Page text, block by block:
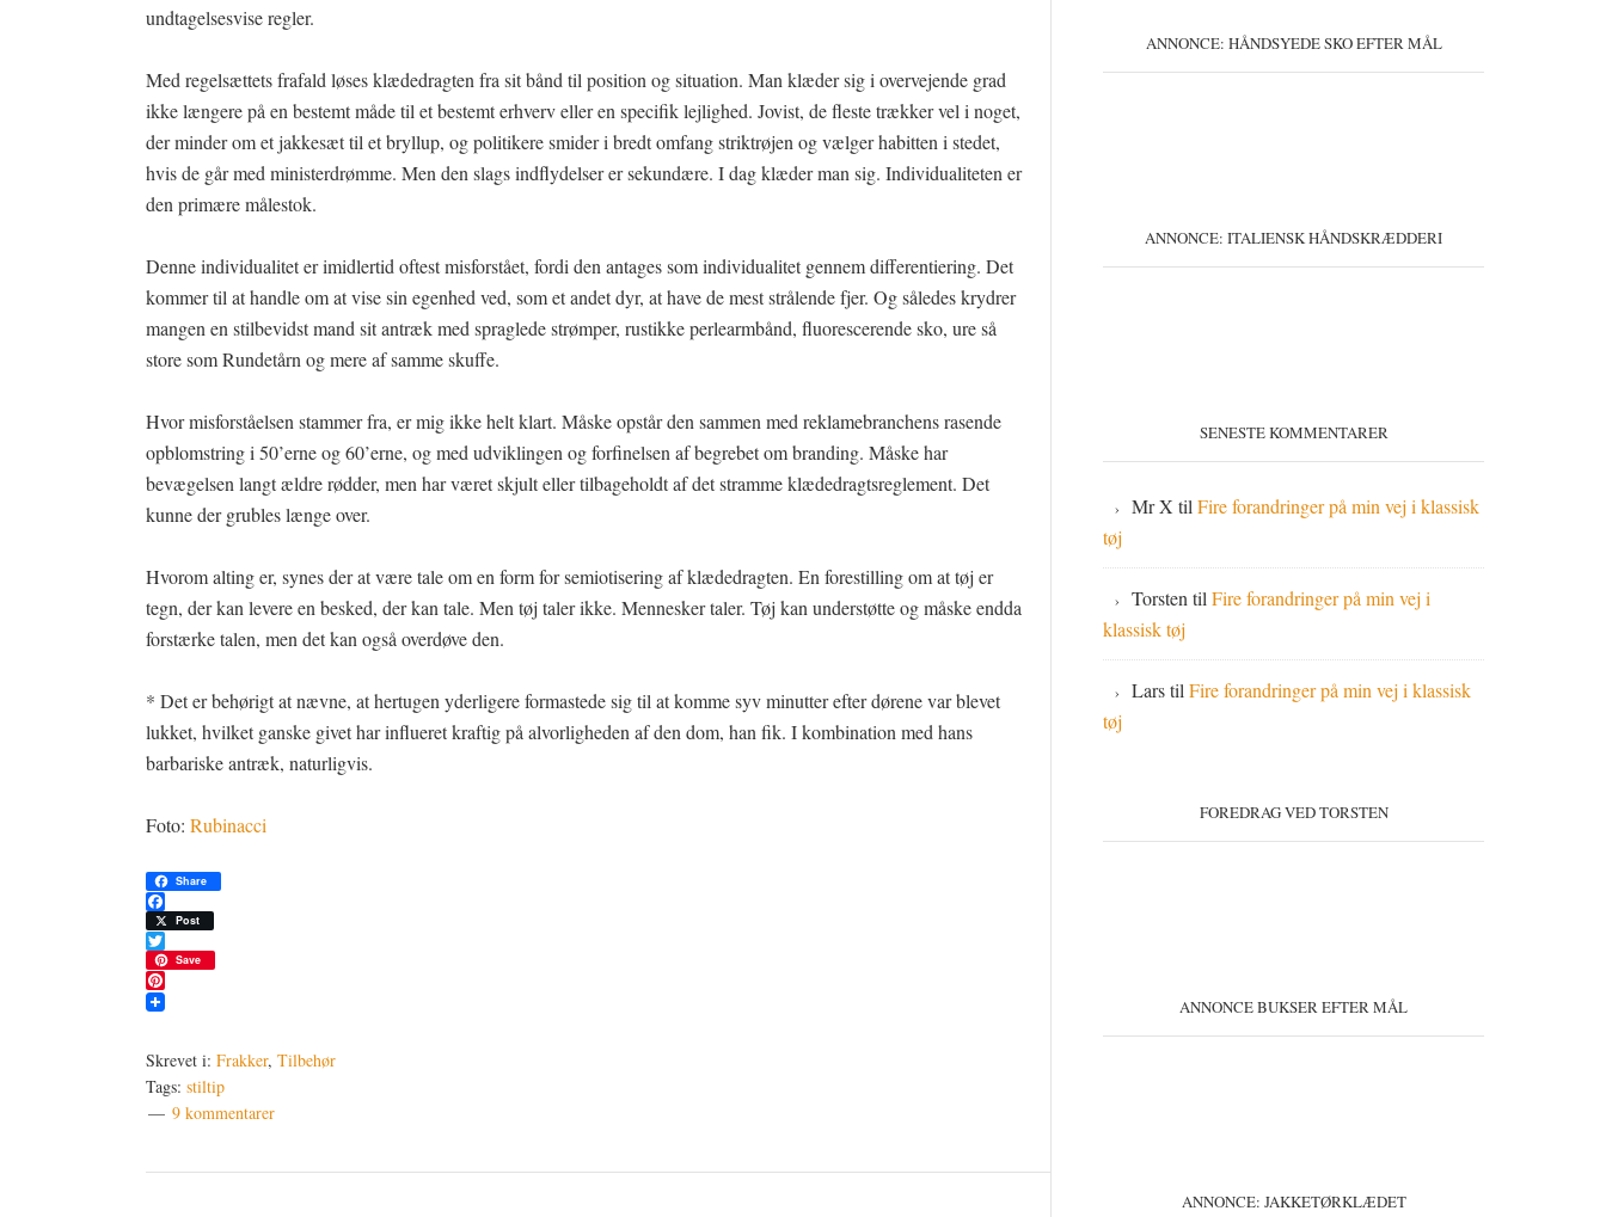
undtagelsesvise regler.
Med regelsættets frafald løses klædedragten fra sit bånd til position og situation. Man klæder sig i overvejende grad
ikke længere på en bestemt måde til et bestemt erhverv eller en specifik lejlighed. Jovist, de fleste trækker vel i noget,
der minder om et jakkesæt til et bryllup, og politikere smider i bredt omfang striktrøjen og vælger habitten i stedet,
hvis de går med ministerdrømme. Men den slags indflydelser er sekundære. I dag klæder man sig. Individualiteten er
den primære målestok.
Denne individualitet er imidlertid oftest misforstået, fordi den antages som individualitet gennem differentiering. Det
kommer til at handle om at vise sin egenhed ved, som et andet dyr, at have de mest strålende fjer. Og således krydrer
mangen en stilbevidst mand sit antræk med spraglede strømper, rustikke perlearmbånd, fluorescerende sko, ure så
store som Rundetårn og mere af samme skuffe.
Hvor misforståelsen stammer fra, er mig ikke helt klart. Måske opstår den sammen med reklamebranchens rasende
opblomstring i 50’erne og 60’erne, og med udviklingen og forfinelsen af begrebet om branding. Måske har
bevægelsen langt ældre rødder, men har været skjult eller tilbageholdt af det stramme klædedragtsreglement. Det
kunne der grubles længe over.
Hvorom alting er, synes der at være tale om en form for semiotisering af klædedragten. En forestilling om at tøj er
tegn, der kan levere en besked, der kan tale. Men tøj taler ikke. Mennesker taler. Tøj kan understøtte og måske endda
forstærke talen, men det kan også overdøve den.
* Det er behørigt at nævne, at hertugen yderligere formastede sig til at komme syv minutter efter dørene var blevet
lukket, hvilket ganske givet har influeret kraftig på alvorligheden af den dom, han fik. I kombination med hans
barbariske antræk, naturligvis.
Foto: Rubinacci
Share
Facebook
Post
Twitter
Save
Pinterest
Skrevet i: Frakker, Tilbehør
Tags: stiltip
9 kommentarer
ANNONCE: HÅNDSYEDE SKO EFTER MÅL
ANNONCE: ITALIENSK HÅNDSKRÆDDERI
SENESTE KOMMENTARER
Mr X til Fire forandringer på min vej i klassisk
tøj
Torsten til Fire forandringer på min vej i
klassisk tøj
Larstil Fire forandringer på min vej i klassisk
tøj
FOREDRAG VED TORSTEN
ANNONCE BUKSER EFTER MÅL
ANNONCE: JAKKETØRKLÆDET